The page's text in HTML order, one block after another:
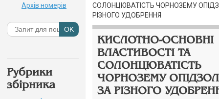
СОЛОНЦЮВАТІСТЬ ЧОРНОЗЕМУ
РІЗНОГО УДОБРЕННЯ
КИСЛОТНО-ОСНОВНІ
ВЛАСТИВОСТІ ТА
СОЛОНЦЮВАТІСТЬ
ЧОРНОЗЕМУ
ЗА РІЗНОГО
Архів номерів
Рубрики
збірника